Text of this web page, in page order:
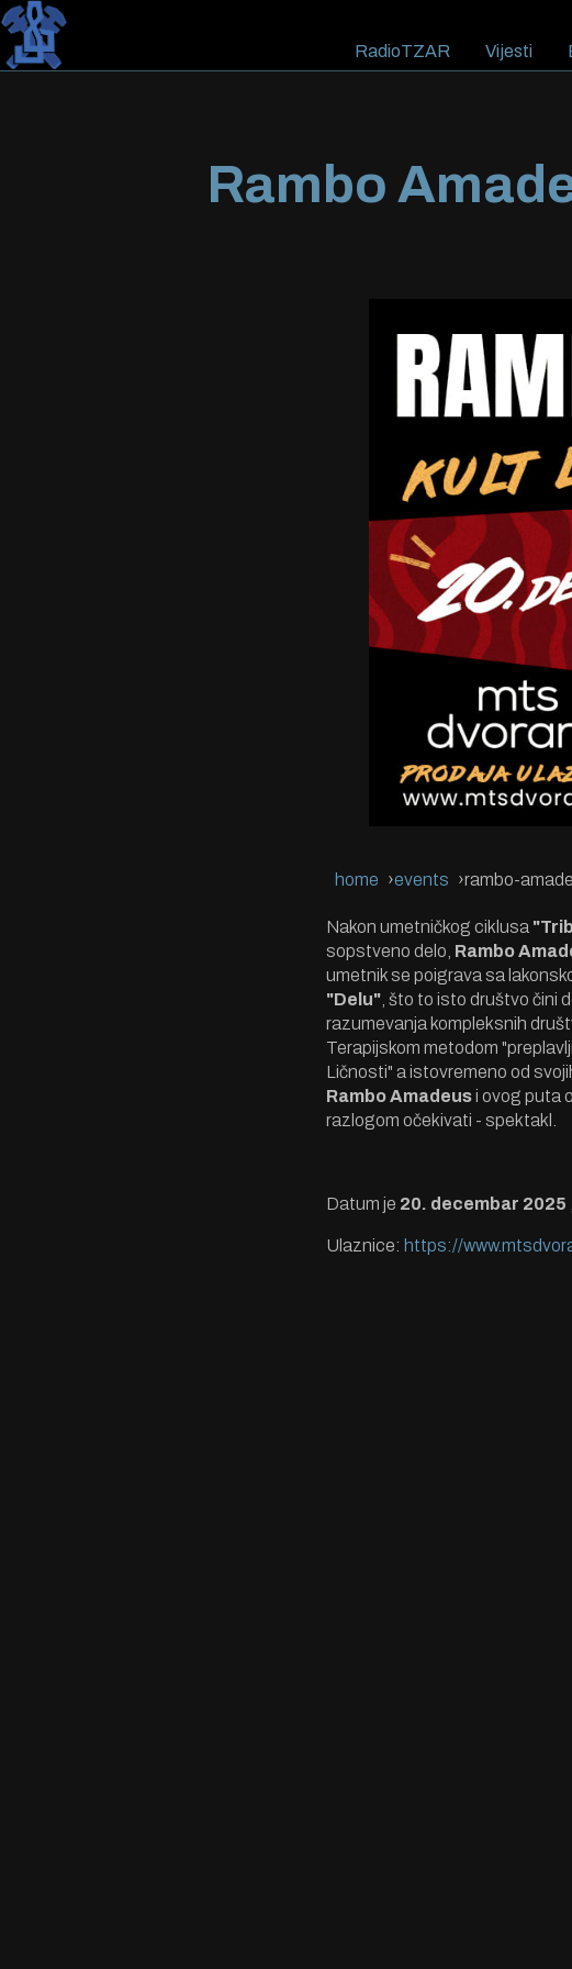
RadioTZAR Vijesti
Rambo
home events rambo-
Nakon umetničkog ciklusa
sopstveno delo, Rambo
umetnik se poigrava sa
"Delu" , što to isto društvo čini
razumevanja kompleksnih
Terapijskom metodom
Ličnosti" a istovremeno od
Rambo Amadeusi ovog puta
razlogom očekivati - spektakl.
Datum je 20. decembar 2025
Ulaznice: https://